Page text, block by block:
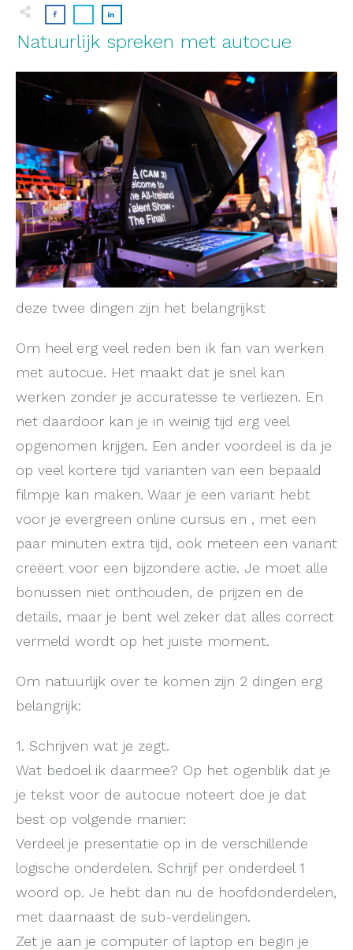
Natuurlijk spreken met autocue
deze twee dingen zijn het belangrijkst
Om heel erg veel reden ben ik fan van werken
met autocue. Het maakt dat je snel kan
werken zonder je accuratesse te verliezen. En
net daardoor kan je in weinig tijd erg veel
opgenomen krijgen. Een ander voordeel is da je
op veel kortere tijd varianten van een bepaald
filmpje kan maken. Waar je een variant hebt
voor je evergreen online cursus en , met een
paar minuten extra tijd, ook meteen een variant
creëert voor een bijzondere actie. Je moet alle
bonussen niet onthouden, de prijzen en de
details, maar je bent wel zeker dat alles correct
vermeld wordt op het juiste moment.
Om natuurlijk over te komen zijn 2 dingen erg
belangrijk:
1. Schrijven wat je zegt.
Wat bedoel ik daarmee? Op het ogenblik dat je
je tekst voor de autocue noteert doe je dat
best op volgende manier:
Verdeel je presentatie op in de verschillende
logische onderdelen. Schrijf per onderdeel 1
woord op. Je hebt dan nu de hoofdonderdelen,
met daarnaast de sub-verdelingen.
Zet je aan je computer of laptop en begin je